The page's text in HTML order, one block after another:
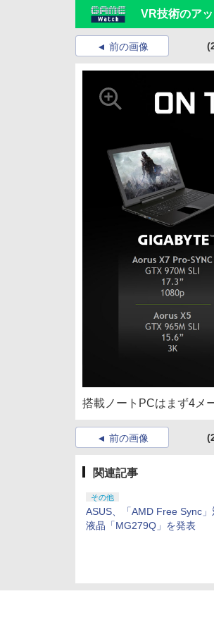
VR技術のア
前の画像
搭載ノートPCはまず4メ
前の画像
関連記事
その他
ASUS、「AMD Free Sync
液晶「MG279Q」を発表